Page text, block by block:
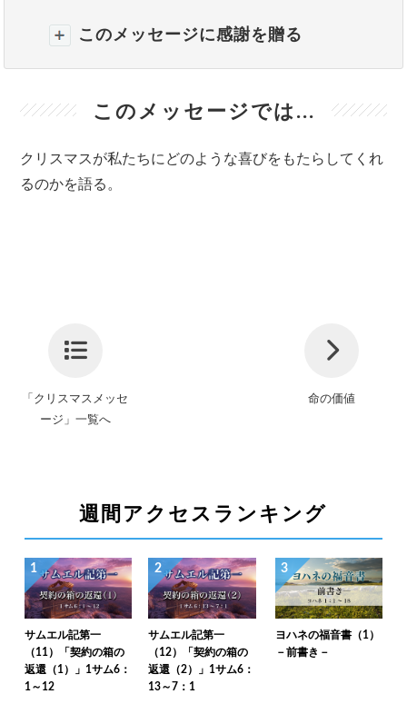
このメッセージに感謝を贈る
このメッセージでは...
クリスマスが私たちにどのような喜びをもたらしてくれ
るのかを語る。
「クリスマスメッセ
ージ」一覧へ
命の価値
週間アクセスランキング
1
サムエル記第一
（11）「契約の箱の
返還（1）」1サム6：
1～12
2
サムエル記第一
（12）「契約の箱の
返還（2）」1サム6：
13～7：1
3
ヨハネの福音書（1）
－前書き－